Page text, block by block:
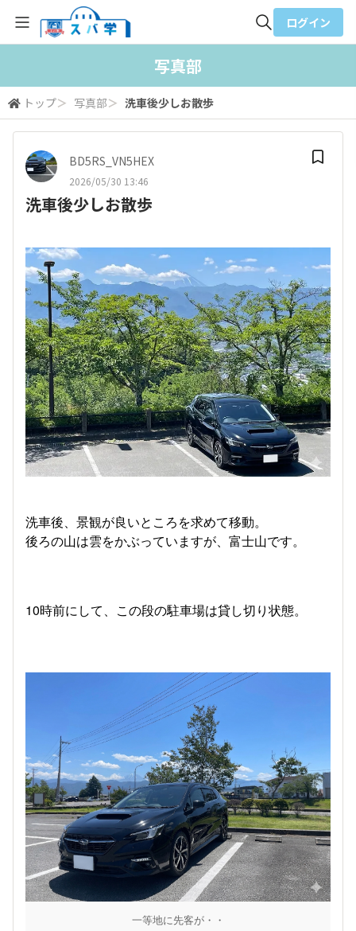
検索
ログイン
写真部
トップ＞ 写真部＞ 洗車後少しお散歩
BD5RS_VN5HEX
2026/05/30 13:46
洗車後少しお散歩
洗車後、景観が良いところを求めて移動。
後ろの山は雲をかぶっていますが、富士山です。
10時前にして、この段の駐車場は貸し切り状態。
一等地に先客が・・